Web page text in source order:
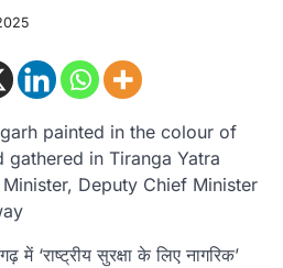
painted in the colour of
in Tiranga Yatra
Deputy Chief Minister
में ‘राष्ट्रीय सुरक्षा के लिए नागरिक’